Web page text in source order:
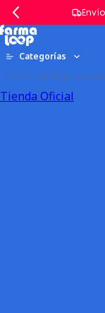
Envío
Categorías
Tienda Oficial